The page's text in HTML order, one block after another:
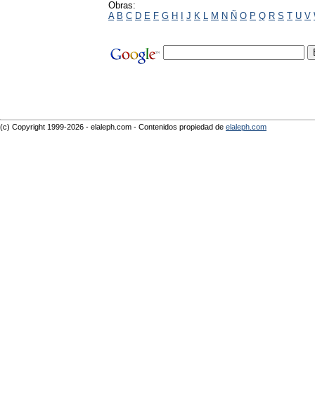
Obras:
A B C D E F G H I J K L M N Ñ O P Q R S T U V
(c) Copyright 1999-2026 - elaleph.com - Contenidos propiedad de elaleph.com